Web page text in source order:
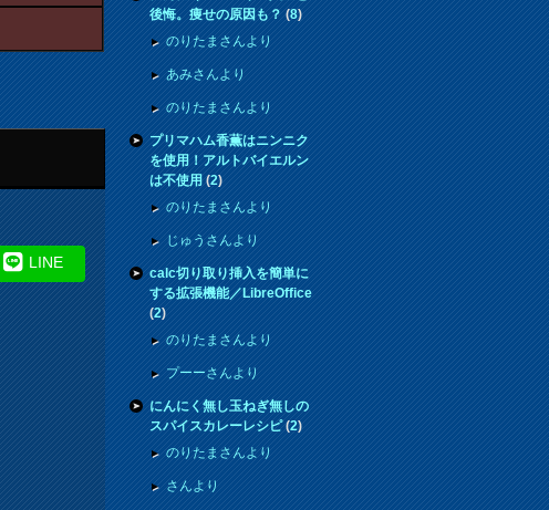
LINE
後悔。痩せの原因も？(8)
のりたまさんより
あみさんより
のりたまさんより
プリマハム香薫はニンニク
を使用！アルトバイエルン
は不使用(2)
のりたまさんより
じゅうさんより
calc切り取り挿入を簡単に
する拡張機能／LibreOffice
(2)
のりたまさんより
プーーさんより
にんにく無し玉ねぎ無しの
スパイスカレーレシピ(2)
のりたまさんより
さんより